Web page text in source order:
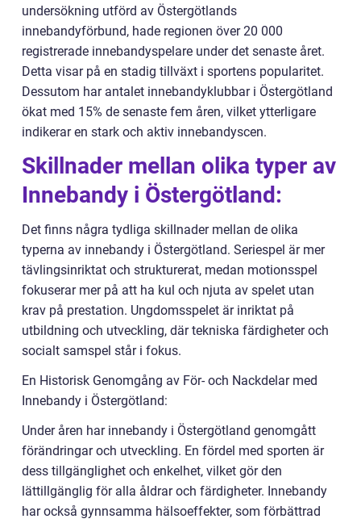
undersökning utförd av Östergötlands
innebandyförbund, hade regionen över 20 000
registrerade innebandyspelare under det senaste året.
Detta visar på en stadig tillväxt i sportens popularitet.
Dessutom har antalet innebandyklubbar i Östergötland
ökat med 15% de senaste fem åren, vilket ytterligare
indikerar en stark och aktiv innebandyscen.
Skillnader mellan olika typer av
Innebandy i Östergötland:
Det finns några tydliga skillnader mellan de olika
typerna av innebandy i Östergötland. Seriespel är mer
tävlingsinriktat och strukturerat, medan motionsspel
fokuserar mer på att ha kul och njuta av spelet utan
krav på prestation. Ungdomsspelet är inriktat på
utbildning och utveckling, där tekniska färdigheter och
socialt samspel står i fokus.
En Historisk Genomgång av För- och Nackdelar med
Innebandy i Östergötland:
Under åren har innebandy i Östergötland genomgått
förändringar och utveckling. En fördel med sporten är
dess tillgänglighet och enkelhet, vilket gör den
lättillgänglig för alla åldrar och färdigheter. Innebandy
har också gynnsamma hälsoeffekter, som förbättrad